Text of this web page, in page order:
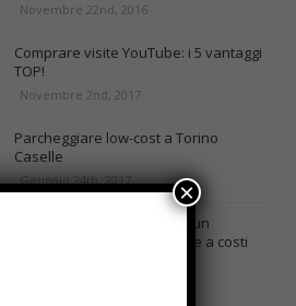
Novembre 22nd, 2016
Comprare visite YouTube: i 5 vantaggi
TOP!
Novembre 2nd, 2017
Parcheggiare low-cost a Torino
Caselle
Gennaio 24th, 2017
Consigli per intraprendere un
business on-line efficiente e a costi
×